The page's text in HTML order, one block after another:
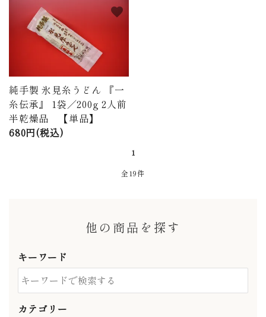
純手製 氷見糸うどん 『一
糸伝承』 1袋／200g 2人前
半乾燥品 【単品】
680円(税込)
favorite
1
全19件
他の商品を探す
キーワード
カテゴリー